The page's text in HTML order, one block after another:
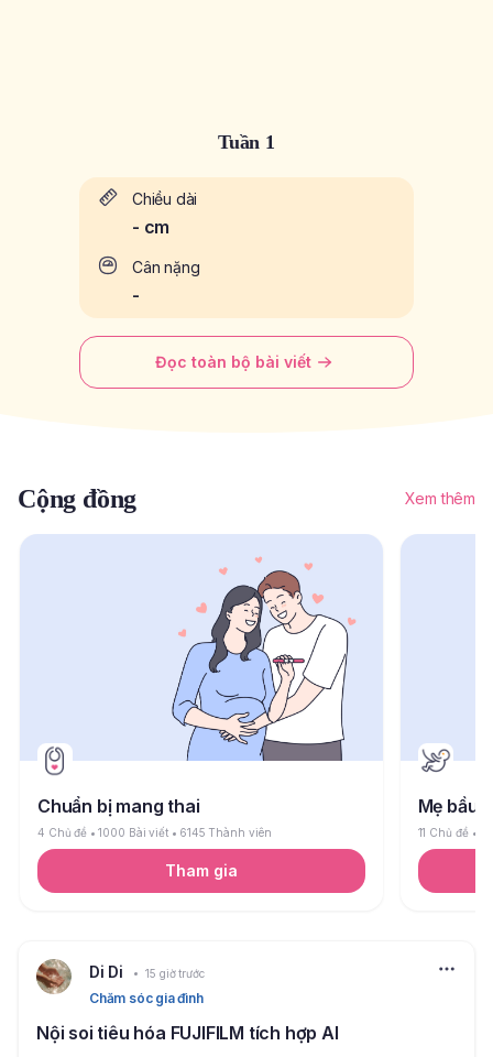
Tuần 1
Chiều dài
- cm
Cân nặng
-
Đọc toàn bộ bài viết
Cộng đồng Xem thêm
Chuẩn bị mang thai
4 Chủ đề 1000 Bài viết 6145 Thành viên
Tham gia
Mẹ bầu
11 Chủ đề
Di Di 15 giờ trước
Chăm sóc gia đình
Nội soi tiêu hóa FUJIFILM tích hợp AI